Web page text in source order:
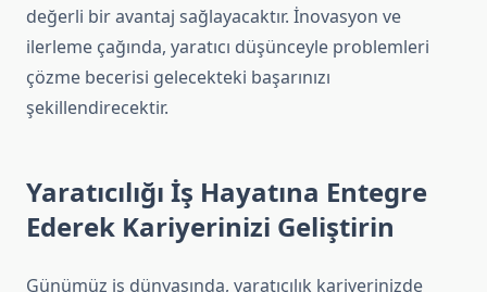
değerli bir avantaj sağlayacaktır. İnovasyon ve
ilerleme çağında, yaratıcı düşünceyle problemleri
çözme becerisi gelecekteki başarınızı
şekillendirecektir.
Yaratıcılığı İş Hayatına Entegre
Ederek Kariyerinizi Geliştirin
Günümüz iş dünyasında, yaratıcılık kariyerinizde